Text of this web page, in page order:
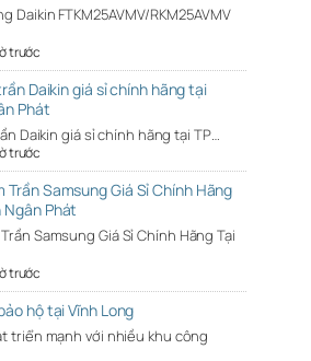
Daikin FTKM25AVMV/RKM25AVMV
trước
Daikin giá sỉ chính hãng tại
Phát
Daikin giá sỉ chính hãng tại TP…
trước
Trần Samsung Giá Sỉ Chính Hãng
Ngân Phát
Samsung Giá Sỉ Chính Hãng Tại
trước
hộ tại Vĩnh Long
triển mạnh với nhiều khu công